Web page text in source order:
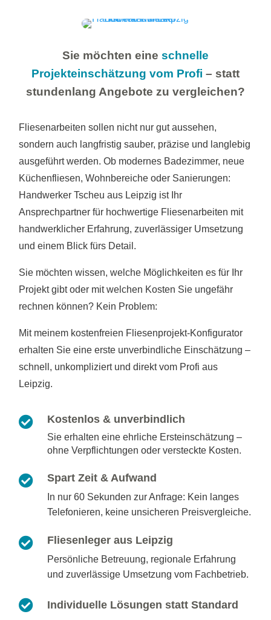
Sie möchten eine schnelle
Projekteinschätzung vom Profi – statt
stundenlang Angebote zu vergleichen?
Fliesenarbeiten sollen nicht nur gut aussehen,
sondern auch langfristig sauber, präzise und langlebig
ausgeführt werden. Ob modernes Badezimmer, neue
Küchenfliesen, Wohnbereiche oder Sanierungen:
Handwerker Tscheu aus Leipzig ist Ihr
Ansprechpartner für hochwertige Fliesenarbeiten mit
handwerklicher Erfahrung, zuverlässiger Umsetzung
und einem Blick fürs Detail.
Sie möchten wissen, welche Möglichkeiten es für Ihr
Projekt gibt oder mit welchen Kosten Sie ungefähr
rechnen können? Kein Problem:
Mit meinem kostenfreien Fliesenprojekt-Konfigurator
erhalten Sie eine erste unverbindliche Einschätzung –
schnell, unkompliziert und direkt vom Profi aus
Leipzig.
 Kostenlos & unverbindlich
Sie erhalten eine ehrliche Ersteinschätzung –
ohne Verpflichtungen oder versteckte Kosten.
 Spart Zeit & Aufwand
In nur 60 Sekunden zur Anfrage: Kein langes
Telefonieren, keine unsicheren Preisvergleiche.
 Fliesenleger aus Leipzig
Persönliche Betreuung, regionale Erfahrung
und zuverlässige Umsetzung vom Fachbetrieb.
 Individuelle Lösungen statt Standard